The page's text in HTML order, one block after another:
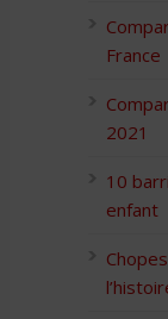
France
2021
10
enfant